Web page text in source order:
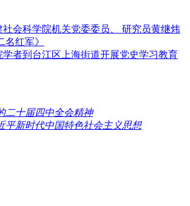
社会科学院机关党委委员、 研究员黄继炜
名红军》
学者到台江区上海街道开展党史学习教育
二十届四中全会精神
平新时代中国特色社会主义思想